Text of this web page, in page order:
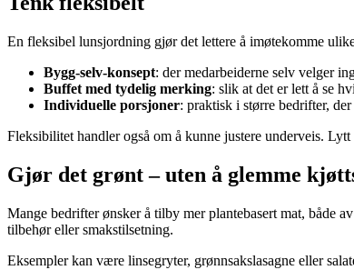
En fleksibel lunsjordning gjør det lettere å imøtekomme
Bygg-selv-konsept: der medarbeiderne selv velger
Buffet med tydelig merking: slik at det er lett å se
Individuelle porsjoner: praktisk i større bedrifter,
Fleksibilitet handler også om å kunne justere underveis.
Gjør det grønt – uten å glemme
Mange bedrifter ønsker å tilby mer plantebasert mat, både
tilbehør eller smakstilsetning.
Eksempler kan være linsegryter, grønnsakslasagne eller